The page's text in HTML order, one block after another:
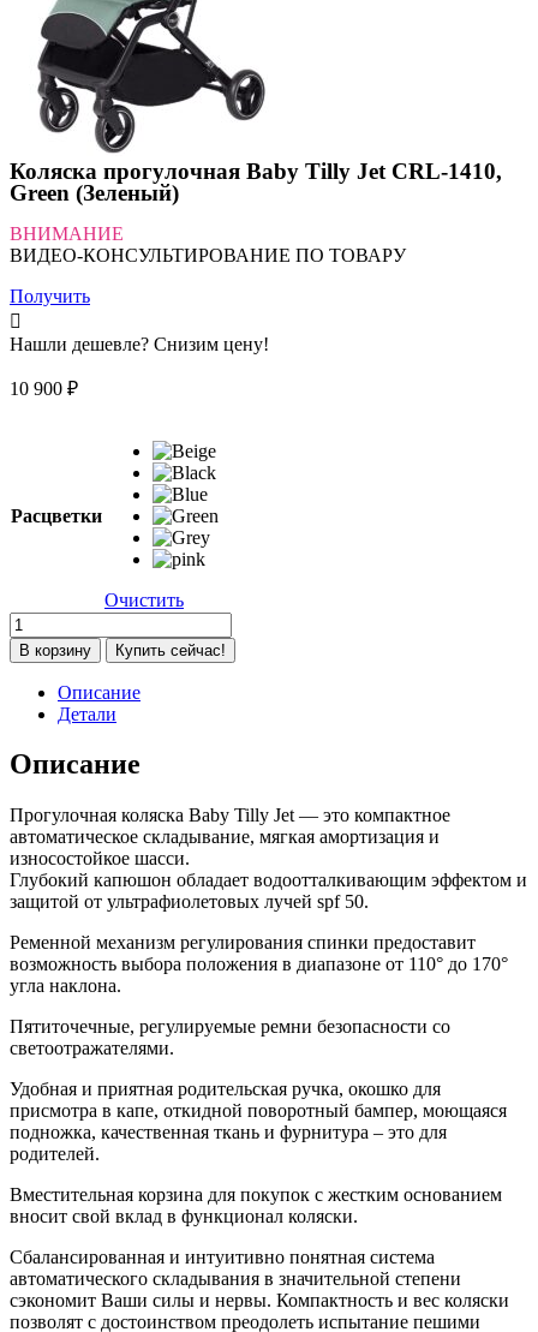
Коляска прогулочная Baby Tilly Jet CRL-1410,
Green (Зеленый)
ВНИМАНИЕ
ВИДЕО-КОНСУЛЬТИРОВАНИЕ ПО ТОВАРУ
Получить
Нашли дешевле? Снизим цену!
10 900 ₽
Расцветки
Очистить
Количество
товара
Коляска
прогулочная
Baby
Jet
CRL-
Green
(Зеленый)
В корзину Купить сейчас!
Описание
Детали
Описание
Прогулочная коляска Baby Tilly Jet — это компактное
автоматическое складывание, мягкая амортизация и
износостойкое шасси.
Глубокий капюшон обладает водоотталкивающим эффектом и
защитой от ультрафиолетовых лучей spf 50.
Ременной механизм регулирования спинки предоставит
возможность выбора положения в диапазоне от 110° до 170°
угла наклона.
Пятиточечные, регулируемые ремни безопасности со
светоотражателями.
Удобная и приятная родительская ручка, окошко для
присмотра в капе, откидной поворотный бампер, моющаяся
подножка, качественная ткань и фурнитура – это для
родителей.
Вместительная корзина для покупок с жестким основанием
вносит свой вклад в функционал коляски.
Сбалансированная и интуитивно понятная система
автоматического складывания в значительной степени
сэкономит Ваши силы и нервы. Компактность и вес коляски
позволят с достоинством преодолеть испытание пешими